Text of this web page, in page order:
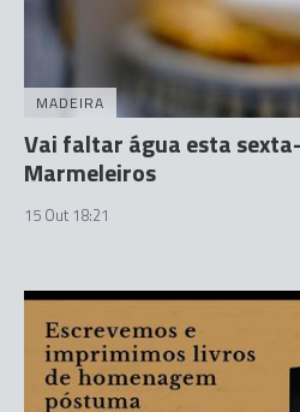
MADEIRA
Vai faltar água esta
Marmeleiros
15 Out 18:21